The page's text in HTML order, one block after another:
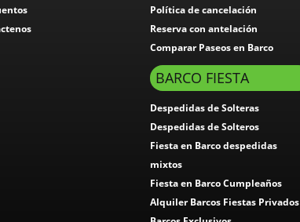
Política de cancelación
Reserva con antelación
Comparar Paseos en Barco
BARCO FIESTA
Despedidas de Solteras
Despedidas de Solteros
Fiesta en Barco despedidas
mixtos
Fiesta en Barco Cumpleaños
Alquiler Barcos Fiestas Privados